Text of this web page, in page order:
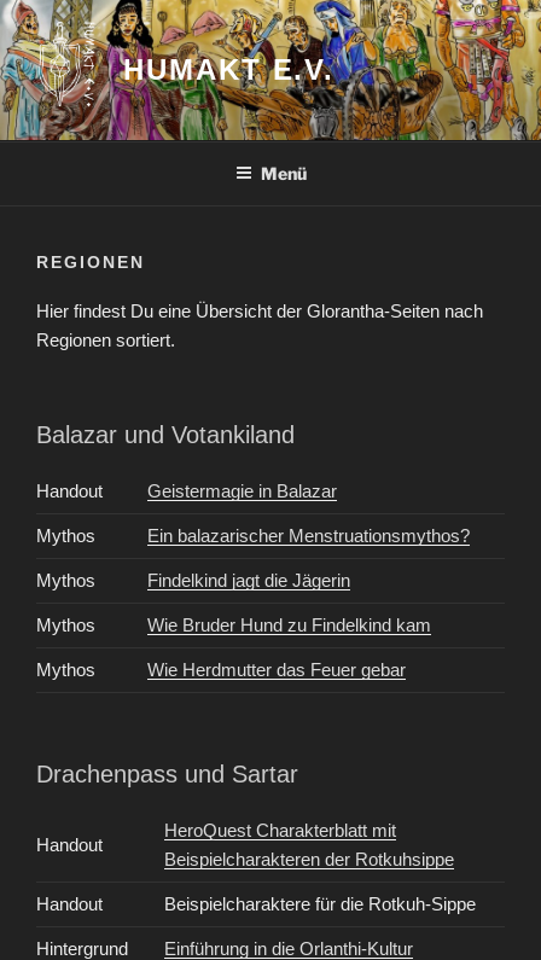
Zum
Inhalt
springen
HUMAKT E.V.
Menü
REGIONEN
Hier findest Du eine Übersicht der Glorantha-Seiten nach
Regionen sortiert.
Balazar und Votankiland
Handout Geistermagie in Balazar
Mythos Ein balazarischer Menstruationsmythos?
Mythos Findelkind jagt die Jägerin
Mythos Wie Bruder Hund zu Findelkind kam
Mythos Wie Herdmutter das Feuer gebar
Drachenpass und Sartar
Handout
HeroQuest Charakterblatt mit
Beispielcharakteren der Rotkuhsippe
Handout Beispielcharaktere für die Rotkuh-Sippe
Hintergrund Einführung in die Orlanthi-Kultur